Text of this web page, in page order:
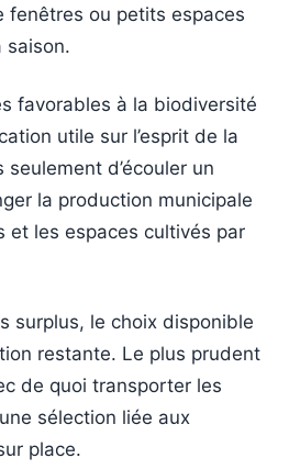
fenêtres ou petits espaces
saison.
favorables à la biodiversité
utile sur l’esprit de la
seulement d’écouler un
la production municipale
et les espaces cultivés par
surplus, le choix disponible
restante. Le plus prudent
de quoi transporter les
sélection liée aux
place.